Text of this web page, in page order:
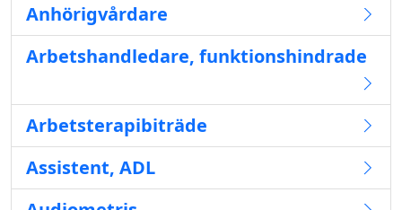
Anhörigvårdare
Arbetshandledare, funktionshindrade
Arbetsterapibiträde
Assistent, ADL